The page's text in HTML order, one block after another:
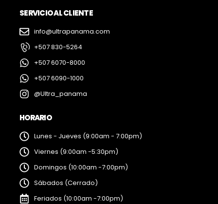
SERVICIO AL CLIENTE
info@ultrapanama.com
+507 830-5264
+507 6070-8000
+507 6090-1000
@Ultra_panama
HORARIO
Lunes - Jueves (9:00am - 7:00pm)
Viernes (9:00am -5:30pm)
Domingos (10:00am -7:00pm)
Sábados (Cerrado)
Feriados (10:00am -7:00pm)